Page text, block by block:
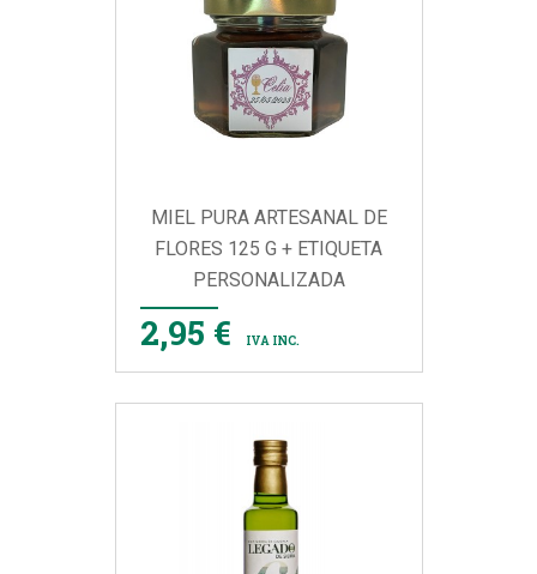
MIEL PURA ARTESANAL DE
FLORES 125 G + ETIQUETA
PERSONALIZADA
2,95 € IVA INC.